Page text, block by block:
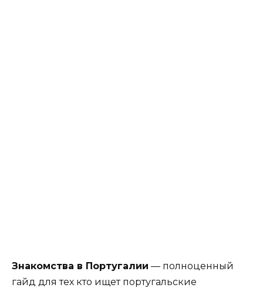
Знакомства в Португалии — полноценный
гайд для тех кто ищет португальские